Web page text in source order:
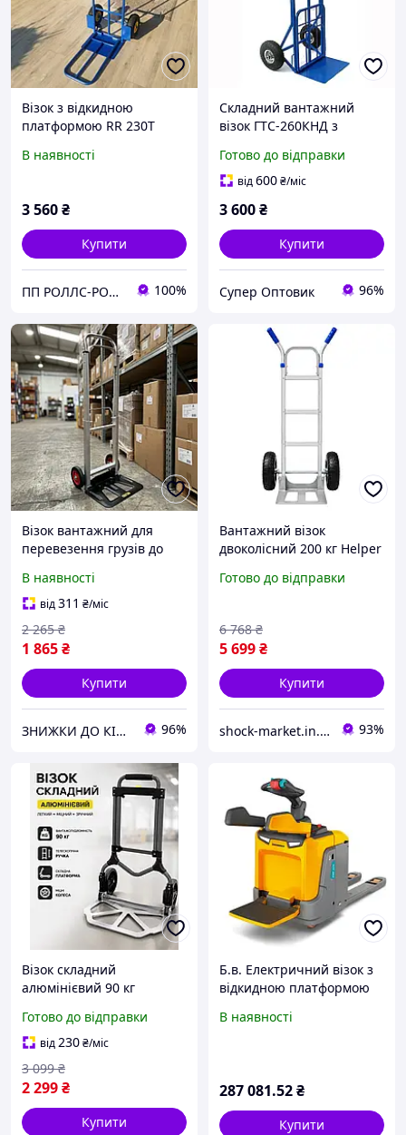
Візок з відкидною
платформою RR 230T
В наявності
3 560₴
Купити
ПП РОЛЛС-РОЛЛС 100%
Складний вантажний
візок ГТС-260КНД з
двоколісний, до 260 кг,
металева конструкція
Готово до відправки
від600₴/міс
3 600₴
Купити
Супер Оптовик 96%
Візок вантажний для
перевезення грузів до
висоти ручки з відкидною
платформою у офіси
склади чи вантажників
В наявності
від311 ₴/міс
1 865₴
2 265 ₴
Купити
ЗНИЖКИ ДО КІНЦЯ ТИЖНЯ 96%
Вантажний візок
двоколісний 200 кг Helper
важких вантажів ручний
платформою
Готово до відправки
5 699₴
6 768 ₴
Купити
shock-market.in.ua 93%
Візок складний
алюмінієвий 90 кг
двоколісний візок з
висувною телескопічною
ручкою та складною
платформою
Готово до відправки
від230₴/міс
2 299₴
3 099 ₴
Купити
Б.в. Електричний візок з
відкидною платформою
В наявності
287 081.52₴
Купити